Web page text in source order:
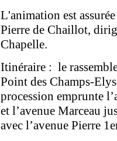
L'animation est
Pierre de Chaillot,
Chapelle.
Itinéraire : le
Point des Champs-
procession emprunte
et l’avenue Marceau
avec l’avenue Pierre